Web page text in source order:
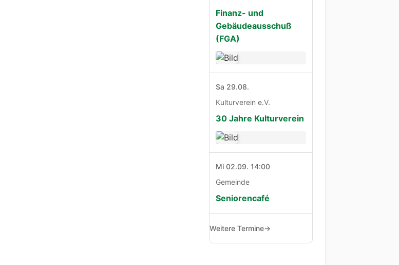
Finanz- und
Gebäudeausschuß
(FGA)
Sa 29.08.
Kulturverein e.V.
30 Jahre Kulturverein
Mi 02.09. 14:00
Gemeinde
Seniorencafé
Weitere Termine→